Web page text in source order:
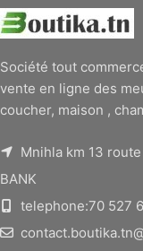
Société tout
vente en ligne des
coucher, maison ,
Mnihla km 13
BANK
telephone:70 527